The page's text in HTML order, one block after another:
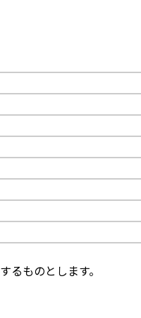
ものとします。